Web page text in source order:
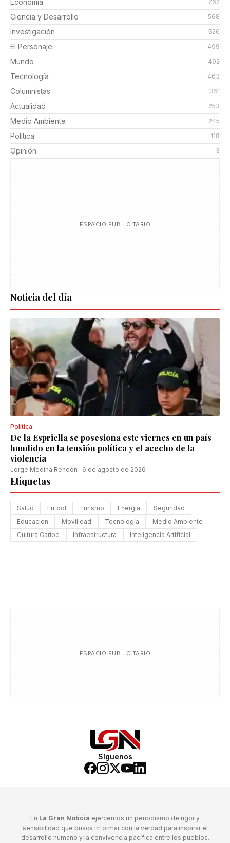
Economía 762
Ciencia y Desarrollo 568
Investigación 526
El Personaje 499
Mundo 492
Tecnología 463
Columnistas 361
Actualidad 253
Medio Ambiente 245
Política 118
Opinión 3
ESPACIO PUBLICITARIO
Noticia del día
Política
De la Espriella se posesiona este viernes en un país
hundido en la tensión política y el acecho de la
violencia
Jorge Medina Rendón · 6 de agosto de 2026
Etiquetas
Salud Futbol Turismo Energia
Seguridad
Educacion
Movilidad Tecnología
Medio Ambiente
Cultura Caribe
Infraestructura Inteligencia Artificial
ESPACIO PUBLICITARIO
Síguenos
En La Gran Noticia ejercemos un periodismo de rigor y
sensibilidad que busca informar con la verdad para inspirar el
desarrollo humano y la convivencia pacífica entre los pueblos.